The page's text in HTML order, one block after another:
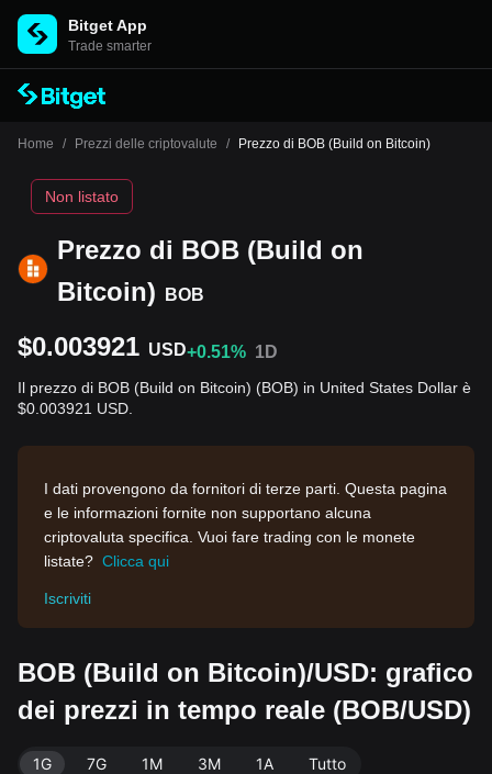
Bitget App
Trade smarter
Home / Prezzi delle criptovalute / Prezzo di BOB (Build on Bitcoin)
Prezzo di BOB (Build on
Bitcoin)
BOB
Non listato
$0.003921 USD+0.51% 1D
Il prezzo di BOB (Build on Bitcoin) (BOB) in United States Dollar è
$0.003921 USD.
I dati provengono da fornitori di terze parti. Questa pagina
e le informazioni fornite non supportano alcuna
criptovaluta specifica. Vuoi fare trading con le monete
listate? Clicca qui
Iscriviti
BOB (Build on Bitcoin)/USD: grafico
dei prezzi in tempo reale (BOB/USD)
1G 7G 1M 3M 1A Tutto